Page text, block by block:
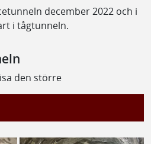
december 2022 och i
i tågtunneln.
den större